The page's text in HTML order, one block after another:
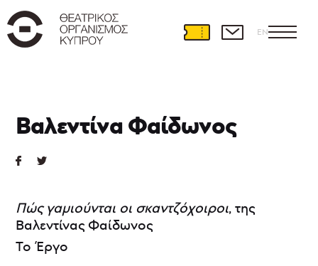
EN
Βαλεντίνα Φαίδωνος
Πώς γαμιούνται οι σκαντζόχοιροι, της
Βαλεντίνας Φαίδωνος
Το Έργο
Διεθνείς
Θέατρο
Εκπαιδευτικά
προγράμματα
Ερασιτεχνικό
θέατρο